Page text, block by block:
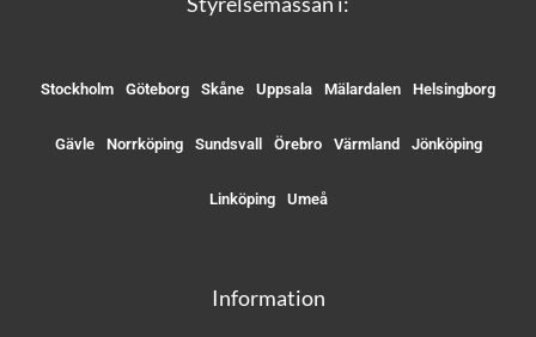
Stockholm Göteborg Skåne Uppsala Mälardalen Helsingborg
Gävle Norrköping Sundsvall Örebro Värmland Jönköping
Linköping Umeå
Information